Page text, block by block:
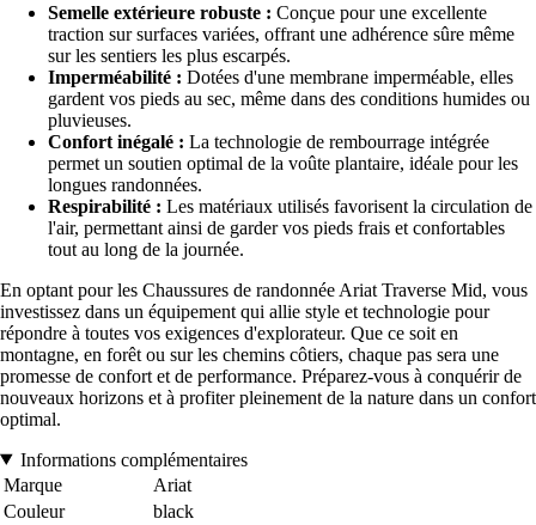
Semelle extérieure robuste : Conçue pour une excellente
traction sur surfaces variées, offrant une adhérence sûre même
sur les sentiers les plus escarpés.
Imperméabilité : Dotées d'une membrane imperméable, elles
gardent vos pieds au sec, même dans des conditions humides ou
pluvieuses.
Confort inégalé : La technologie de rembourrage intégrée
permet un soutien optimal de la voûte plantaire, idéale pour les
longues randonnées.
Respirabilité : Les matériaux utilisés favorisent la circulation de
l'air, permettant ainsi de garder vos pieds frais et confortables
tout au long de la journée.
En optant pour les Chaussures de randonnée Ariat Traverse Mid, vous
investissez dans un équipement qui allie style et technologie pour
répondre à toutes vos exigences d'explorateur. Que ce soit en
montagne, en forêt ou sur les chemins côtiers, chaque pas sera une
promesse de confort et de performance. Préparez-vous à conquérir de
nouveaux horizons et à profiter pleinement de la nature dans un confort
optimal.
Informations complémentaires
Marque
Ariat
Couleur
black